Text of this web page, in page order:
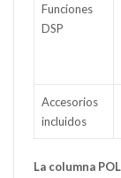
Funciones
DSP
Accesorios
incluidos
La columna